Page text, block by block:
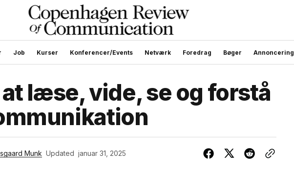
Job Kurser Konferencer/Events Netværk Foredrag Bøger Annoncering
læse, vide, se og forstå
Munk Updated januar 31, 2025